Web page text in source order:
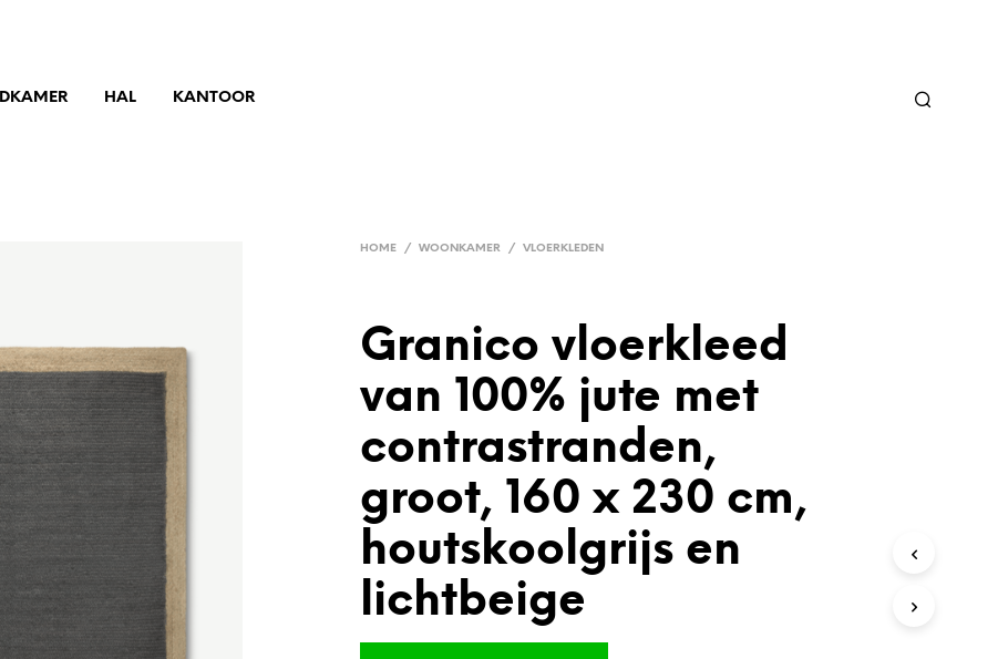
HAL KANTOOR
HOME / WOONKAMER / VLOERKLEDEN
Granico vloerkleed
van 100% jute met
contrastranden,
groot, 160 x 230 cm,
houtskoolgrijs en
lichtbeige